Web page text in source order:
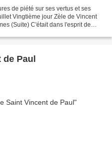
de piété sur ses vertus et ses
Vingtième jour Zèle de Vincent
(Suite) C'était dans l'esprit de
de Paul